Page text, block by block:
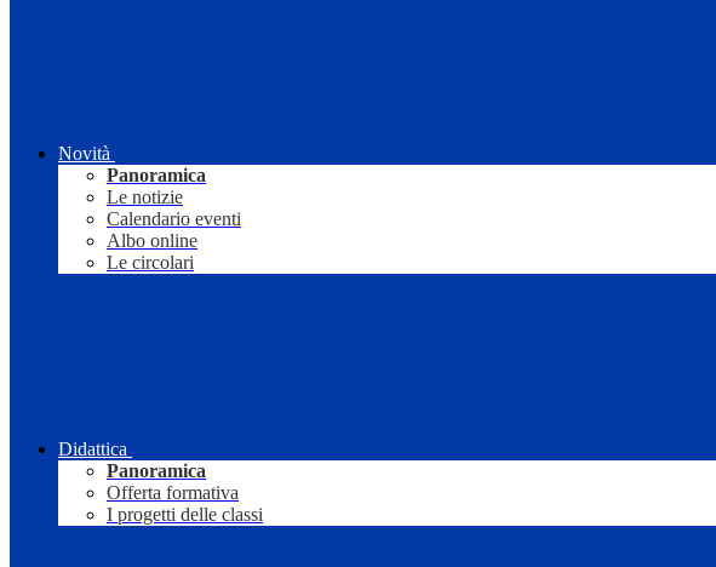
Novità
Panoramica
Le notizie
Calendario eventi
Albo online
Le circolari
Didattica
Panoramica
Offerta formativa
I progetti delle classi